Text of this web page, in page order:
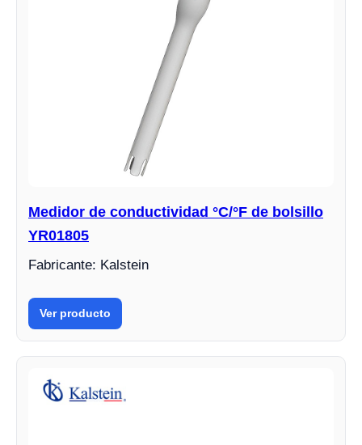
Medidor de conductividad °C/°F de bolsillo
YR01805
Fabricante: Kalstein
Ver producto